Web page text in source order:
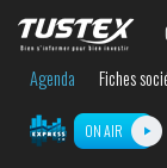
Agenda
Fiches
ON AIR